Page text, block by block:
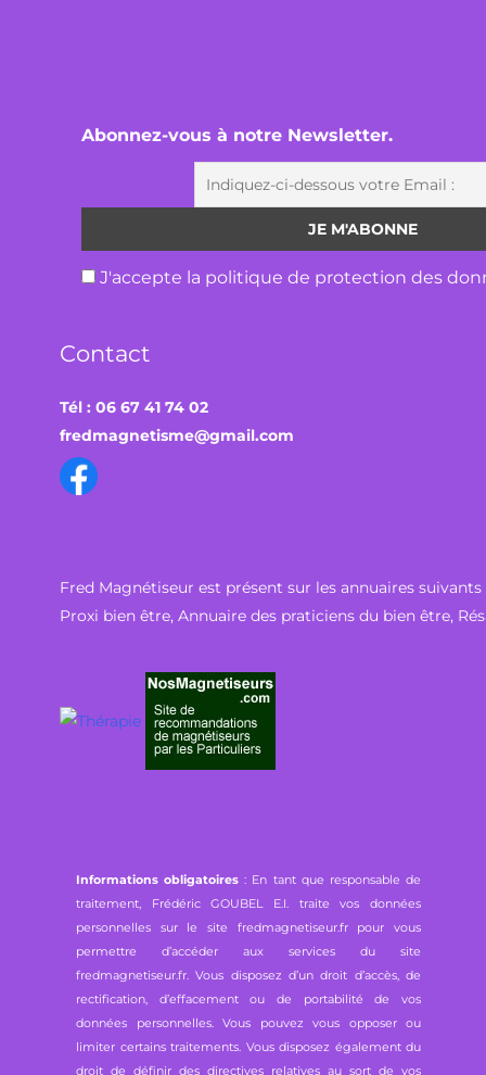
Abonnez-vous à notre Newsletter.
J'accepte la politique de protection des
Contact
Tél : 06 67 41 74 02
fredmagnetisme@gmail.com
Fred Magnétiseur est présent sur les annuaires suivants
Proxi bien être, Annuaire des praticiens du bien être,
Informations obligatoires : En tant que responsable de
traitement, Frédéric GOUBEL E.I. traite vos données
personnelles sur le site fredmagnetiseur.fr pour vous
permettre d’accéder aux services du site
fredmagnetiseur.fr. Vous disposez d’un droit d’accès, de
rectification, d’effacement ou de portabilité de vos
données personnelles. Vous pouvez vous opposer ou
limiter certains traitements. Vous disposez également du
droit de définir des directives relatives au sort de vos